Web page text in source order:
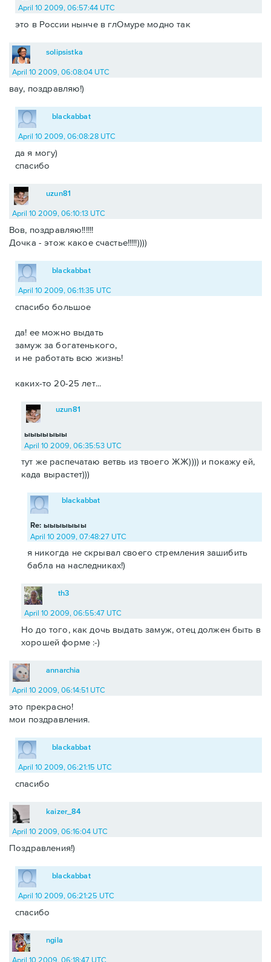
April 10 2009, 06:57:44 UTC
это в России нынче в глОмуре модно так
solipsistka
April 10 2009, 06:08:04 UTC
вау, поздравляю!)
blackabbat
April 10 2009, 06:08:28 UTC
да я могу)
спасибо
uzun81
April 10 2009, 06:10:13 UTC
Вов, поздравляю!!!!!!
Дочка - этож какое счастье!!!!!))))
blackabbat
April 10 2009, 06:11:35 UTC
спасибо большое
да! ее можно выдать
замуж за богатенького,
и не работать всю жизнь!
каких-то 20-25 лет...
ыыыыыыы
uzun81
April 10 2009, 06:35:53 UTC
тут же распечатаю ветвь из твоего ЖЖ)))) и покажу ей,
када вырастет)))
Re: ыыыыыыы
blackabbat
April 10 2009, 07:48:27 UTC
я никогда не скрывал своего стремления зашибить
бабла на наследниках!)
th3
April 10 2009, 06:55:47 UTC
Но до того, как дочь выдать замуж, отец должен быть в
хорошей форме :-)
annarchia
April 10 2009, 06:14:51 UTC
это прекрасно!
мои поздравления.
blackabbat
April 10 2009, 06:21:15 UTC
спасибо
kaizer_84
April 10 2009, 06:16:04 UTC
Поздравления!)
blackabbat
April 10 2009, 06:21:25 UTC
спасибо
ngila
April 10 2009, 06:18:47 UTC